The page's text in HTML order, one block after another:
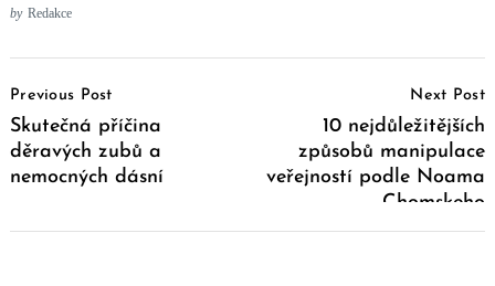
by Redakce
Navigation
Previous Post
Skutečná příčina
děravých zubů a
nemocných dásní
Next Post
10 nejdůležitějších
způsobů manipulace
veřejností podle Noama
Chomskeho